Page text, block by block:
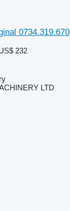
0734.319.670
232
LTD